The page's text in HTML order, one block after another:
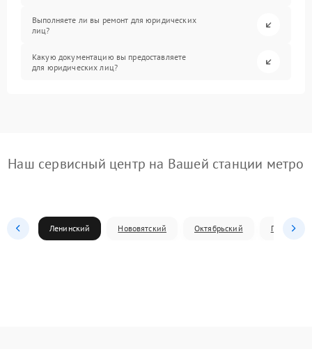
Выполняете ли вы ремонт для юридических
лиц?
Какую документацию вы предоставляете
для юридических лиц?
Наш сервисный центр на Вашей станции метро
Ленинский Нововятский Октябрьский